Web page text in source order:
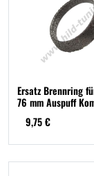
Ersatz Brennring
76 mm Auspuff
9,75 €